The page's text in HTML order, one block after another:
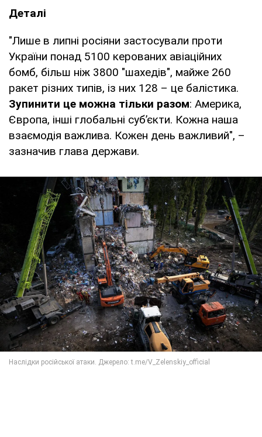
Деталі
"Лише в липні росіяни застосували проти
України понад 5100 керованих авіаційних
бомб, більш ніж 3800 "шахедів", майже 260
ракет різних типів, із них 128 – це балістика.
Зупинити це можна тільки разом: Америка,
Європа, інші глобальні суб’єкти. Кожна наша
взаємодія важлива. Кожен день важливий", –
зазначив глава держави.